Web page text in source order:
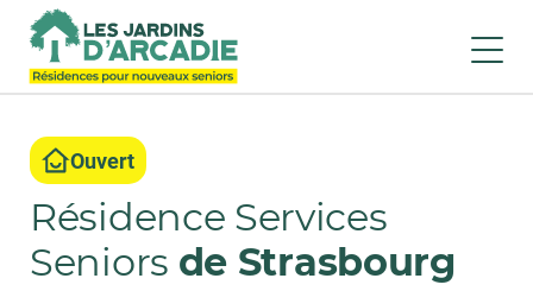
Ouvert
Résidence Services
Seniors de Strasbourg